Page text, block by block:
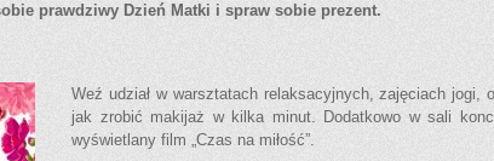
prawdziwy Dzień Matki i spraw sobie prezent.
Weź udział w warsztatach relaksacyjnych, zajęciach jogi,
jak zrobić makijaż w kilka minut. Dodatkowo w sali
wyświetlany film „Czas na miłość”.